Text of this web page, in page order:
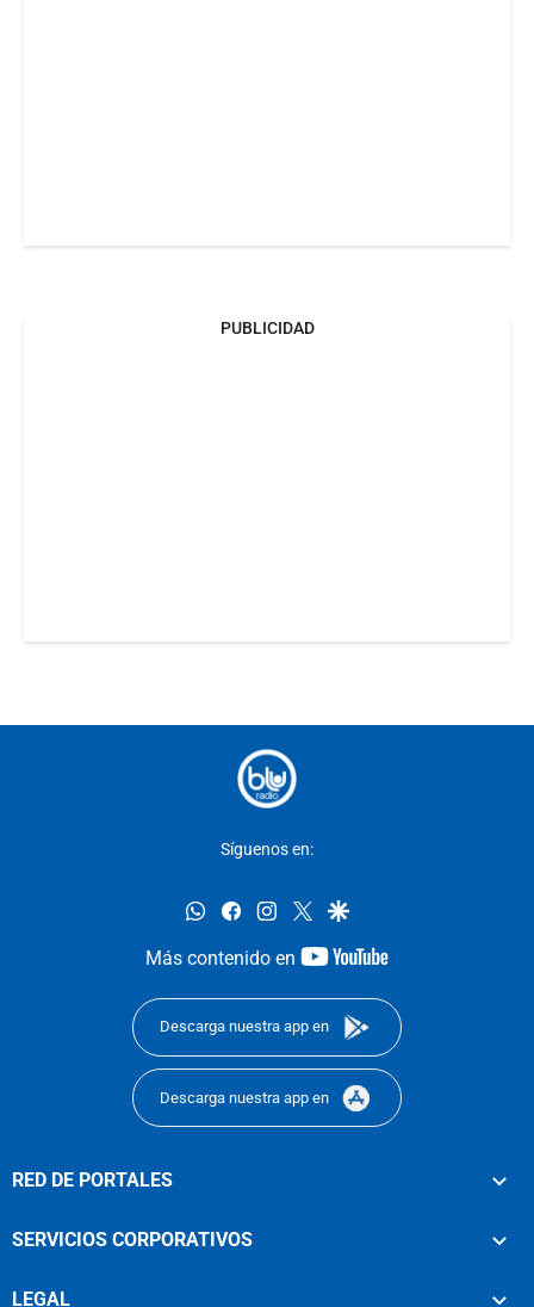
PUBLICIDAD
Síguenos en:
whatsappfacebookinstagram
twittergoogle
Más contenido en
youtube-
Descarga nuestra app en
Descarga nuestra app en
RED DE PORTALES
SERVICIOS CORPORATIVOS
LEGAL